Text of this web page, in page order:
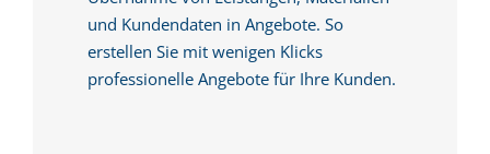
und Kundendaten in Angebote. So
erstellen Sie mit wenigen Klicks
professionelle Angebote für Ihre Kunden.